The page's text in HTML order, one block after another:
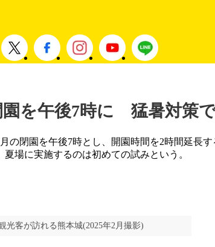
園を午後7時に 猛暑対策
の閉園を午後7時とし、開園時間を2時間延長
場に実施するのは初めての試みという。
光客が訪れる熊本城(2025年2月撮影)